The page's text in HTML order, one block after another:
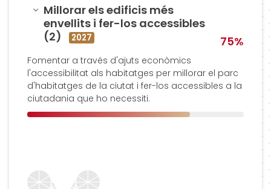
Amagar
Millorar els edificis més
envellits i fer-los accessibles
(2)
2027 75%
Fomentar a través d'ajuts econòmics
l'accessibilitat als habitatges per millorar el parc
d'habitatges de la ciutat i fer-los accessibles a la
ciutadania que ho necessiti.